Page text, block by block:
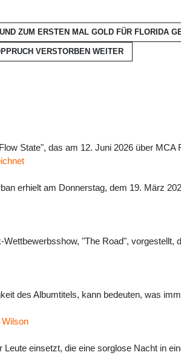
ZUM ERSTEN MAL GOLD FÜR FLORIDA
VERSTORBEN WEITER
State", das am 12. Juni 2026 über
erhielt am Donnerstag, dem 19. März
"The Road",
des Albumtitels, kann bedeuten, was
einsetzt, die eine sorglose Nacht in